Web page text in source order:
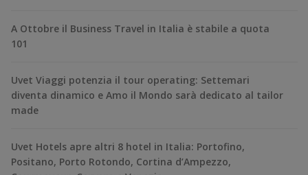
A Ottobre il Business Travel in Italia è stabile a quota
101
Uvet Viaggi potenzia il tour operating: Settemari
diventa dinamico e Amo il Mondo sarà dedicato al tailor
made
Uvet Hotels apre altri 8 hotel in Italia: Portofino,
Positano, Porto Rotondo, Cortina d’Ampezzo,